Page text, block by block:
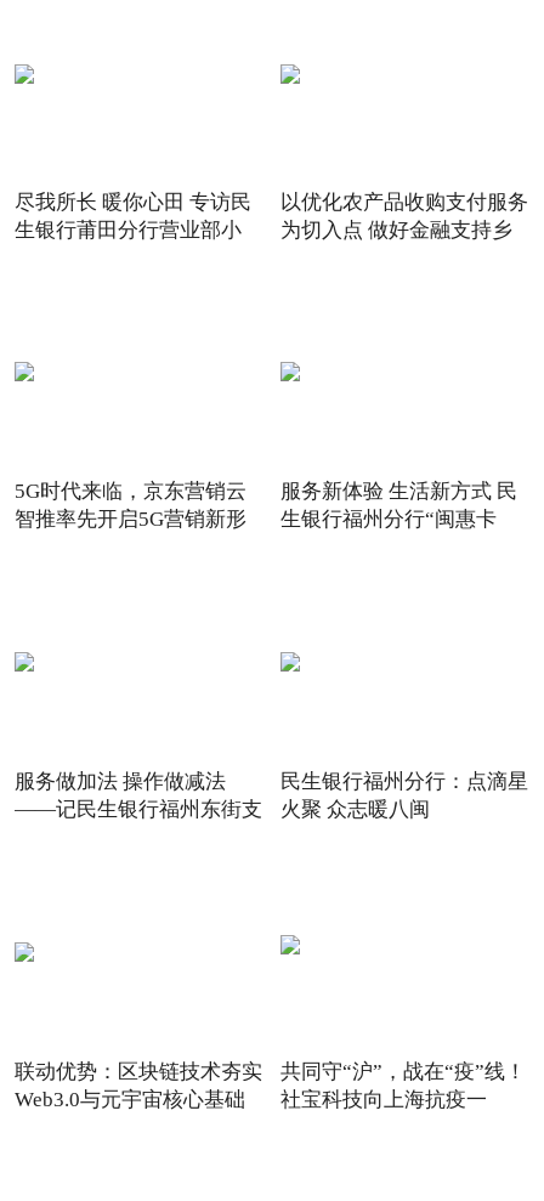
尽我所长 暖你心田 专访民
生银行莆田分行营业部小
以优化农产品收购支付服务
为切入点 做好金融支持乡
5G时代来临，京东营销云
智推率先开启5G营销新形
服务新体验 生活新方式 民
生银行福州分行“闽惠卡
服务做加法 操作做减法
——记民生银行福州东街支
民生银行福州分行：点滴星
火聚 众志暖八闽
联动优势：区块链技术夯实
Web3.0与元宇宙核心基础
共同守“沪”，战在“疫”线！
社宝科技向上海抗疫一